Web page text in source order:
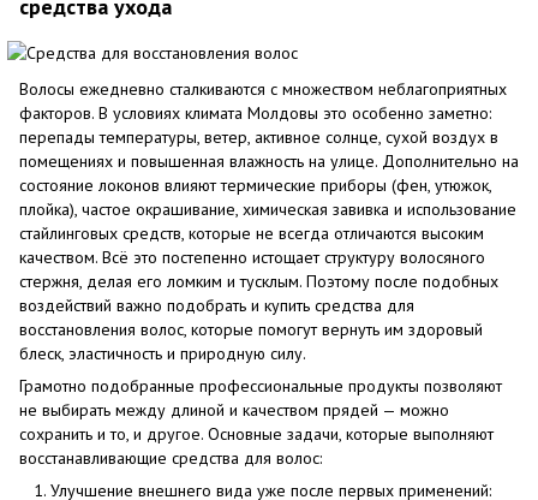
средства ухода
Волосы ежедневно сталкиваются с множеством неблагоприятных
факторов. В условиях климата Молдовы это особенно заметно:
перепады температуры, ветер, активное солнце, сухой воздух в
помещениях и повышенная влажность на улице. Дополнительно на
состояние локонов влияют термические приборы (фен, утюжок,
плойка), частое окрашивание, химическая завивка и использование
стайлинговых средств, которые не всегда отличаются высоким
качеством. Всё это постепенно истощает структуру волосяного
стержня, делая его ломким и тусклым. Поэтому после подобных
воздействий важно подобрать и купить средства для
восстановления волос, которые помогут вернуть им здоровый
блеск, эластичность и природную силу.
Грамотно подобранные профессиональные продукты позволяют
не выбирать между длиной и качеством прядей — можно
сохранить и то, и другое. Основные задачи, которые выполняют
восстанавливающие средства для волос:
Улучшение внешнего вида уже после первых применений: